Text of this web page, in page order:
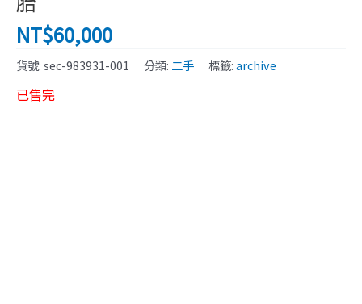
NT$60,000
貨號:sec-983931-001 分類: 二手 標籤:archive
已售完